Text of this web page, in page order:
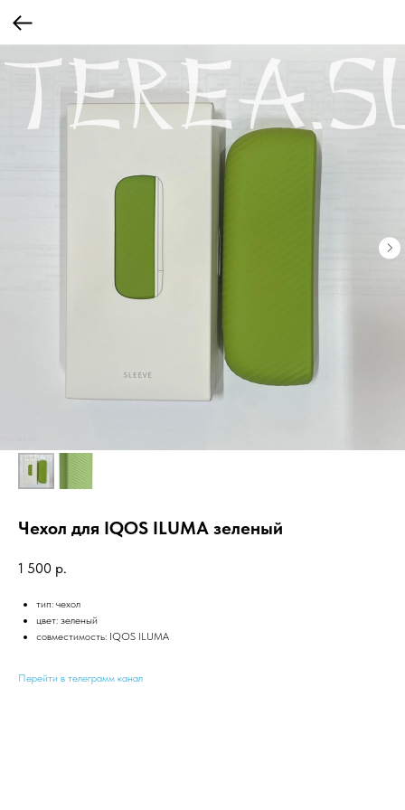
Чехол для IQOS ILUMA зеленый
1 500 р.
тип: чехол
цвет: зеленый
совместимость: IQOS ILUMA
Перейти в телеграмм канал